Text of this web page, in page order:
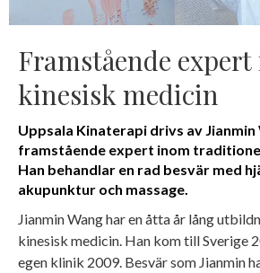
Framstående
kinesisk medicin
Uppsala Kinaterapi drivs av Jianmin
framstående expert inom
Han behandlar en rad besvär med
akupunktur och massage.
Jianmin Wang har en åtta år lång
kinesisk medicin. Han kom till Sverige
egen klinik 2009. Besvär som Jianmin